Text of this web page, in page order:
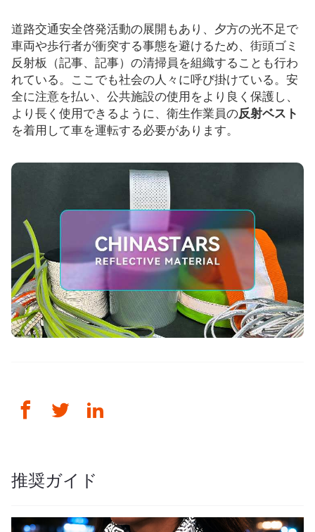
ビデオ
接触
道路交通安全啓発活動の展開もあり、夕方の光不足で
車両や歩行者が衝突する事態を避けるため、街頭ゴミ
反射板（記事、記事）の清掃員を組織することも行わ
れている。ここでも社会の人々に呼び掛けている。安
全に注意を払い、公共施設の使用をより良く保護し、
より長く使用できるように、衛生作業員の反射ベスト
を着用して車を運転する必要があります。
推奨ガイド